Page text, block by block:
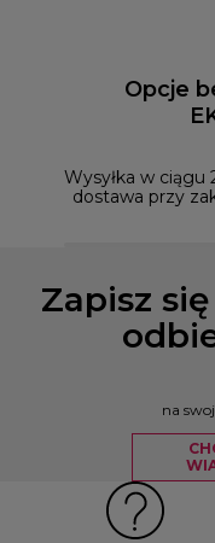
Opcje
Wysyłka w ciągu
dostawa przy
Zapisz
na